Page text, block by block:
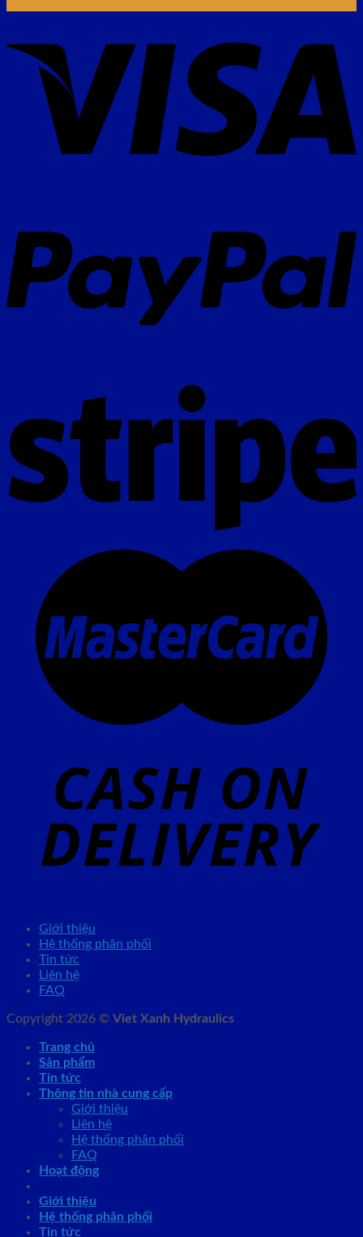
Giới thiệu
Hệ thống phân phối
Tin tức
Liên hệ
FAQ
Copyright 2026 © Viet Xanh Hydraulics
Trang chủ
Sản phẩm
Tin tức
Thông tin nhà cung cấp
Giới thiệu
Liên hệ
Hệ thống phân phối
FAQ
Hoạt động
Giới thiệu
Hệ thống phân phối
Tin tức